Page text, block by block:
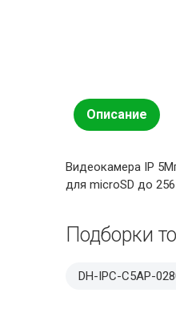
Описание
Видеокамера IP
для microSD до
Подборки
DH-IPC-C5AP-